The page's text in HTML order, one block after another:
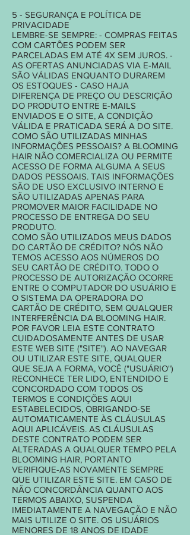
5 - SEGURANÇA E POLÍTICA DE
PRIVACIDADE
LEMBRE-SE SEMPRE: - COMPRAS FEITAS
COM CARTÕES PODEM SER
PARCELADAS EM ATÉ 4X SEM JUROS. -
AS OFERTAS ANUNCIADAS VIA E-MAIL
SÃO VÁLIDAS ENQUANTO DURAREM
OS ESTOQUES - CASO HAJA
DIFERENÇA DE PREÇO OU DESCRIÇÃO
DO PRODUTO ENTRE E-MAILS
ENVIADOS E O SITE, A CONDIÇÃO
VÁLIDA E PRATICADA SERÁ A DO SITE.
COMO SÃO UTILIZADAS MINHAS
INFORMAÇÕES PESSOAIS? A BLOOMING
HAIR NÃO COMERCIALIZA OU PERMITE
ACESSO DE FORMA ALGUMA A SEUS
DADOS PESSOAIS. TAIS INFORMAÇÕES
SÃO DE USO EXCLUSIVO INTERNO E
SÃO UTILIZADAS APENAS PARA
PROMOVER MAIOR FACILIDADE NO
PROCESSO DE ENTREGA DO SEU
PRODUTO.
COMO SÃO UTILIZADOS MEUS DADOS
DO CARTÃO DE CRÉDITO? NÓS NÃO
TEMOS ACESSO AOS NÚMEROS DO
SEU CARTÃO DE CRÉDITO. TODO O
PROCESSO DE AUTORIZAÇÃO OCORRE
ENTRE O COMPUTADOR DO USUÁRIO E
O SISTEMA DA OPERADORA DO
CARTÃO DE CRÉDITO, SEM QUALQUER
INTERFERÊNCIA DA BLOOMING HAIR.
POR FAVOR LEIA ESTE CONTRATO
CUIDADOSAMENTE ANTES DE USAR
ESTE WEB SITE ("SITE"). AO NAVEGAR
OU UTILIZAR ESTE SITE, QUALQUER
QUE SEJA A FORMA, VOCÊ ("USUÁRIO")
RECONHECE TER LIDO, ENTENDIDO E
CONCORDADO COM TODOS OS
TERMOS E CONDIÇÕES AQUI
ESTABELECIDOS, OBRIGANDO-SE
AUTOMATICAMENTE ÀS CLÁUSULAS
AQUI APLICÁVEIS. AS CLÁUSULAS
DESTE CONTRATO PODEM SER
ALTERADAS A QUALQUER TEMPO PELA
BLOOMING HAIR, PORTANTO
VERIFIQUE-AS NOVAMENTE SEMPRE
QUE UTILIZAR ESTE SITE. EM CASO DE
NÃO CONCORDÂNCIA QUANTO AOS
TERMOS ABAIXO, SUSPENDA
IMEDIATAMENTE A NAVEGAÇÃO E NÃO
MAIS UTILIZE O SITE. OS USUÁRIOS
MENORES DE 18 ANOS DE IDADE